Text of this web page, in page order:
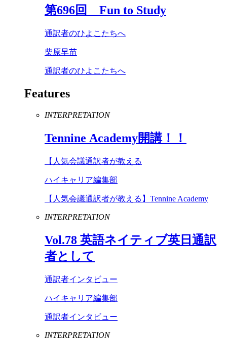
第696回 Fun to Study
通訳者のひよこたちへ
柴原早苗
通訳者のひよこたちへ
Features
INTERPRETATION
Tennine Academy開講！！
【人気会議通訳者が教える
ハイキャリア編集部
【人気会議通訳者が教える】Tennine Academy
INTERPRETATION
Vol.78 英語ネイティブ英日通訳
者として
通訳者インタビュー
ハイキャリア編集部
通訳者インタビュー
INTERPRETATION